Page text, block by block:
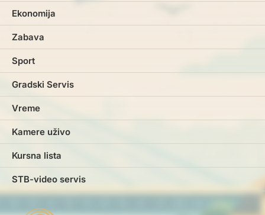
Ekonomija
Zabava
Sport
Gradski Servis
Vreme
Kamere uživo
Kursna lista
STB-video servis